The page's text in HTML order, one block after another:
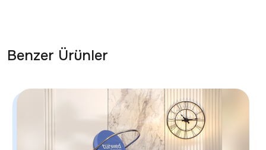
Benzer Ürünler